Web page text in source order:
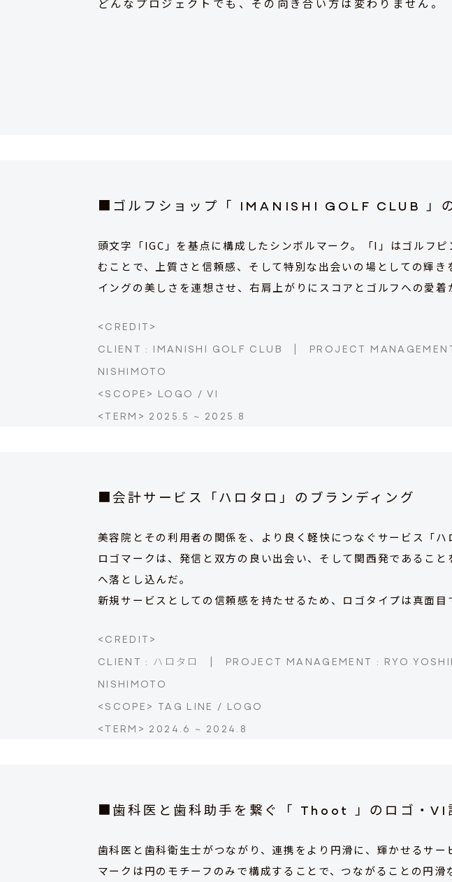
■ゴルフショップ「 IMANISHI GOLF CLUB 」
頭文字「IGC」を基点に構成したシンボルマーク。「I」はゴルフ
むことで、上質さと信頼感、そして特別な出会いの場としての輝
イングの美しさを連想させ、右肩上がりにスコアとゴルフへの愛着
<CREDIT>
CLIENT : IMANISHI GOLF CLUB
| PROJECT
NISHIMOTO
<SCOPE> LOGO / VI
<TERM> 2025.5 ~ 2025.8
■会計サービス「ハロタロ」のブランディング
美容院とその利用者の関係を、より良く軽快につなぐサービス「ハ
ロゴマークは、発信と双方の良い出会い、そして関西発であるこ
へ落とし込んだ。
新規サービスとしての信頼感を持たせるため、ロゴタイプは真面目
<CREDIT>
CLIENT : ハロタロ
| PROJECT MANAGEMENT : RYO
NISHIMOTO
<SCOPE> TAG LINE / LOGO
<TERM> 2024.6 ~ 2024.8
■歯科医と歯科助手を繋ぐ 「 Thoot 」のロゴ・VI
歯科医と歯科衛生士がつながり、連携をより円滑に、輝かせるサ
マークは円のモチーフのみで構成することで、つながることの円